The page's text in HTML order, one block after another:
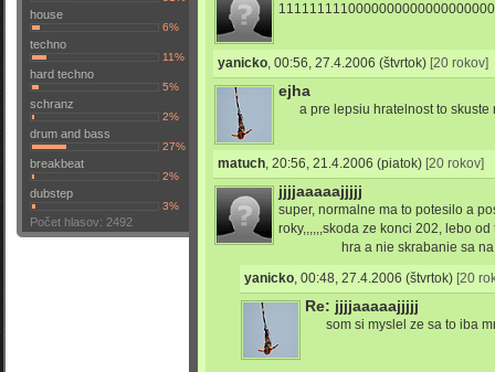
house
6%
techno
11%
hard techno
5%
schranz
2%
drum and bass
27%
breakbeat
2%
dubstep
3%
Počet hlasov: 2492
yanicko, 00:56, 27.4.2006 (štvrtok) [20 rokov]
ejha
a pre lepsiu hratelnost to skuste
matuch, 20:56, 21.4.2006 (piatok) [20 rokov]
jjjjaaaaajjjjj
super, normalne ma to potesilo a
roky,,,,,,skoda ze konci 202, lebo
hra a nie skrabanie sa
yanicko, 00:48, 27.4.2006 (štvrtok) [20
Re: jjjjaaaaajjjjj
som si myslel ze sa to iba